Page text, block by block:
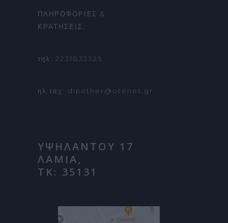
ΠΛΗΡΟΦΟΡΙΕΣ &
ΚΡΑΤΗΣΕΙΣ:
τηλ: 2231033325
ηλ.ταχ: dipether@otenet.gr
ΥΨΗΛΑΝΤΟΥ 17
ΛΑΜΙΑ,
ΤΚ: 35131